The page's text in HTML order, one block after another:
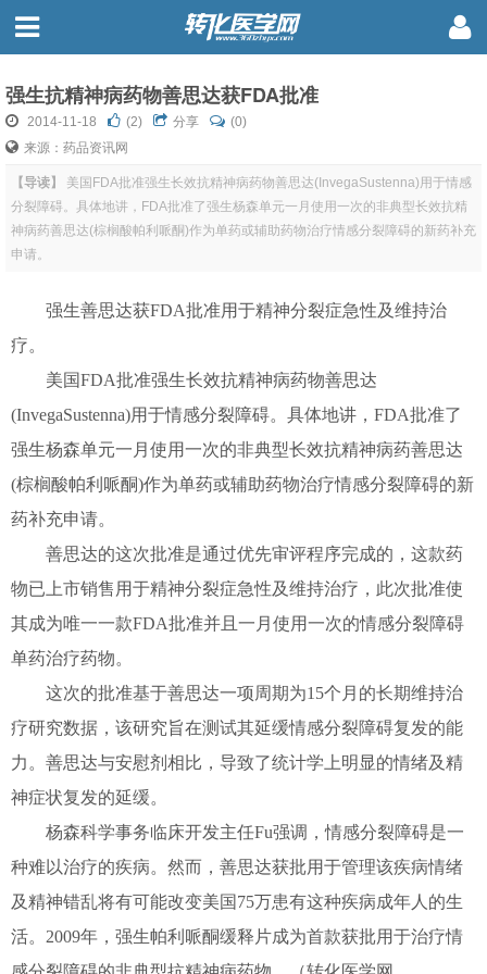
强生抗精神病药物善思达获FDA批准
2014-11-18 (2) 分享
(0)
来源：药品资讯网
【导读】
美国FDA批准强生长效抗精神病药物善思达(InvegaSustenna)用于情感
分裂障碍。具体地讲，FDA批准了强生杨森单元一月使用一次的非典型长效抗精
神病药善思达(棕榈酸帕利哌酮)作为单药或辅助药物治疗情感分裂障碍的新药补充
申请。
强生善思达获FDA批准用于精神分裂症急性及维持治
疗。
美国FDA批准强生长效抗精神病药物善思达
(InvegaSustenna)用于情感分裂障碍。具体地讲，FDA批准了
强生杨森单元一月使用一次的非典型长效抗精神病药善思达
(棕榈酸帕利哌酮)作为单药或辅助药物治疗情感分裂障碍的新
药补充申请。
善思达的这次批准是通过优先审评程序完成的，这款药
物已上市销售用于精神分裂症急性及维持治疗，此次批准使
其成为唯一一款FDA批准并且一月使用一次的情感分裂障碍
单药治疗药物。
这次的批准基于善思达一项周期为15个月的长期维持治
疗研究数据，该研究旨在测试其延缓情感分裂障碍复发的能
力。善思达与安慰剂相比，导致了统计学上明显的情绪及精
神症状复发的延缓。
杨森科学事务临床开发主任Fu强调，情感分裂障碍是一
种难以治疗的疾病。然而，善思达获批用于管理该疾病情绪
及精神错乱将有可能改变美国75万患有这种疾病成年人的生
活。2009年，强生帕利哌酮缓释片成为首款获批用于治疗情